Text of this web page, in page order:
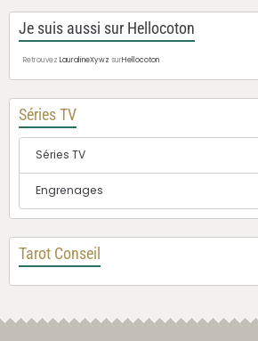
Je suis aussi sur Hellocoton
Retrouvez LauralineXywz surHellocoton
Séries TV
Séries TV
Engrenages
Tarot Conseil